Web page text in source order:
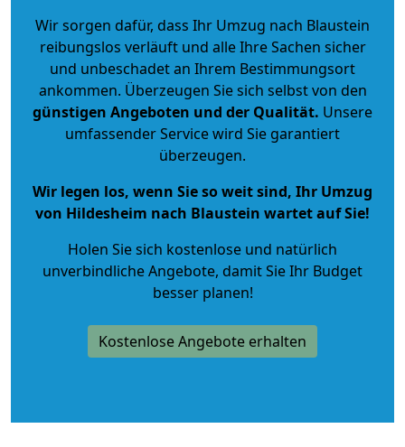
Wir sorgen dafür, dass Ihr Umzug nach Blaustein
reibungslos verläuft und alle Ihre Sachen sicher
und unbeschadet an Ihrem Bestimmungsort
ankommen. Überzeugen Sie sich selbst von den
günstigen Angeboten und der Qualität. Unsere
umfassender Service wird Sie garantiert
überzeugen.
Wir legen los, wenn Sie so weit sind, Ihr Umzug
von Hildesheim nach Blaustein wartet auf Sie!
Holen Sie sich kostenlose und natürlich
unverbindliche Angebote, damit Sie Ihr Budget
besser planen!
Kostenlose Angebote erhalten